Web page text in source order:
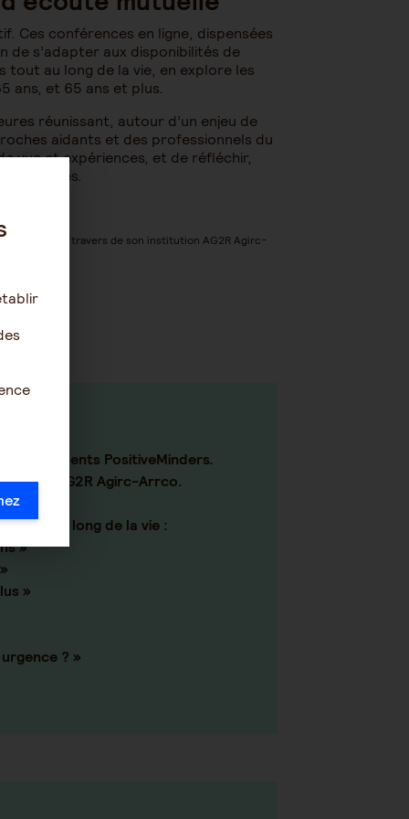
Ces conférences en ligne, dispensées
de s’adapter aux disponibilités de
tout au long de la vie, en explore les
ans, et 65 ans et plus.
réunissant, autour d’un enjeu de
aidants et des professionnels du
vue et expériences, et de réfléchir,
au travers de son institution AG2R Agirc-
évènements PositiveMinders.
AG2R Agirc-Arrco.
tout au long de la vie :
»
»
? »